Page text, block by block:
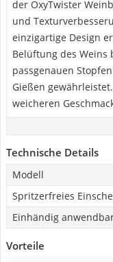
der OxyTwister
und
einzigartige Design
Belüftung des Weins
passgenauen
Gießen
weicheren
Technische Details
Modell
Spritzerfreies
Einhändig
Vorteile